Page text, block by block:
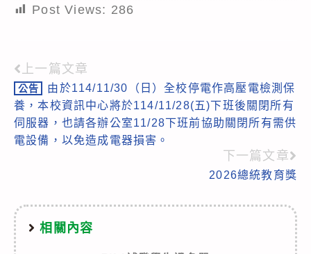
Post Views: 286
Read
more
articles
上一篇文章
公告
由於114/11/30（日）全校停電作高壓電檢測保
養，本校資訊中心將於114/11/28(五)下班後關閉所有
伺服器，也請各辦公室11/28下班前協助關閉所有需供
電設備，以免造成電器損害。
下一篇文章
2026總統教育獎
相關內容